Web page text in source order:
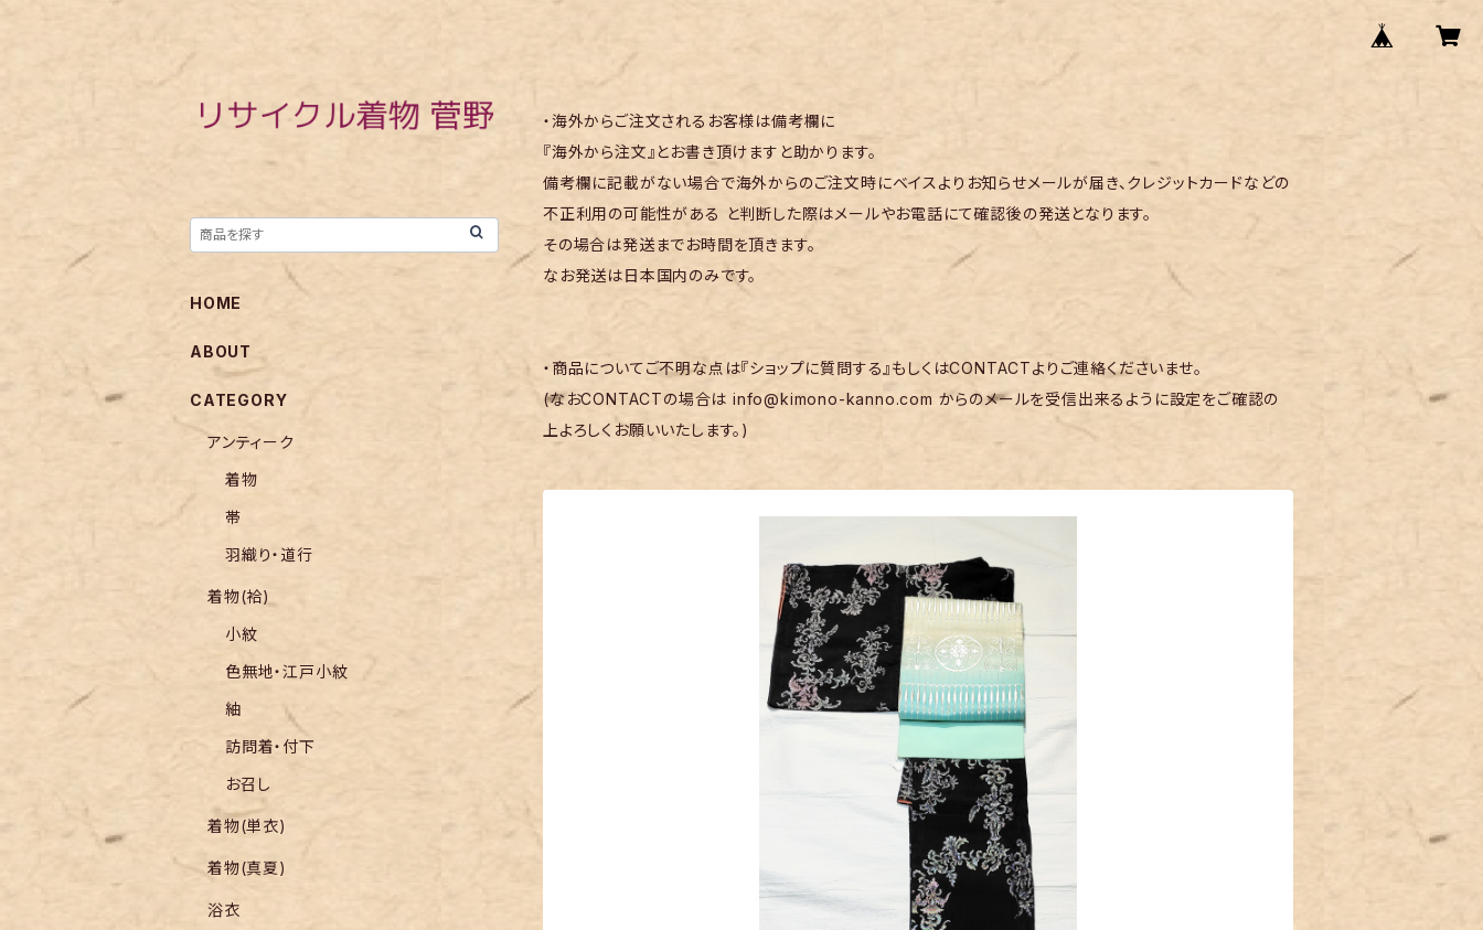
・海外からご注文されるお客様は備考欄に
『海外から注文』とお書き頂けますと助かります。
備考欄に記載がない場合で海外からのご注文時にベイスよりお知らせメールが届き、クレジットカードなどの
不正利用の可能性がある と判断した際はメールやお電話にて確認後の発送となります。
その場合は発送までお時間を頂きます。
なお発送は日本国内のみです。
・商品についてご不明な点は『ショップに質問する』もしくはCONTACTよりご連絡くださいませ。
(なおCONTACTの場合はinfo@kimono-kanno.com からのメールを受信出来るように設定をご確認の
上よろしくお願いいたします。)
HOME
ABOUT
CATEGORY
アンティーク
着物
帯
羽織り・道行
着物(袷)
小紋
色無地・江戸小紋
紬
訪問着・付下
お召し
着物(単衣)
着物(真夏)
浴衣